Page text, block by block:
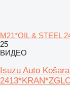
M21*OIL & STEEL
25
ВИДЕО
Isuzu Auto